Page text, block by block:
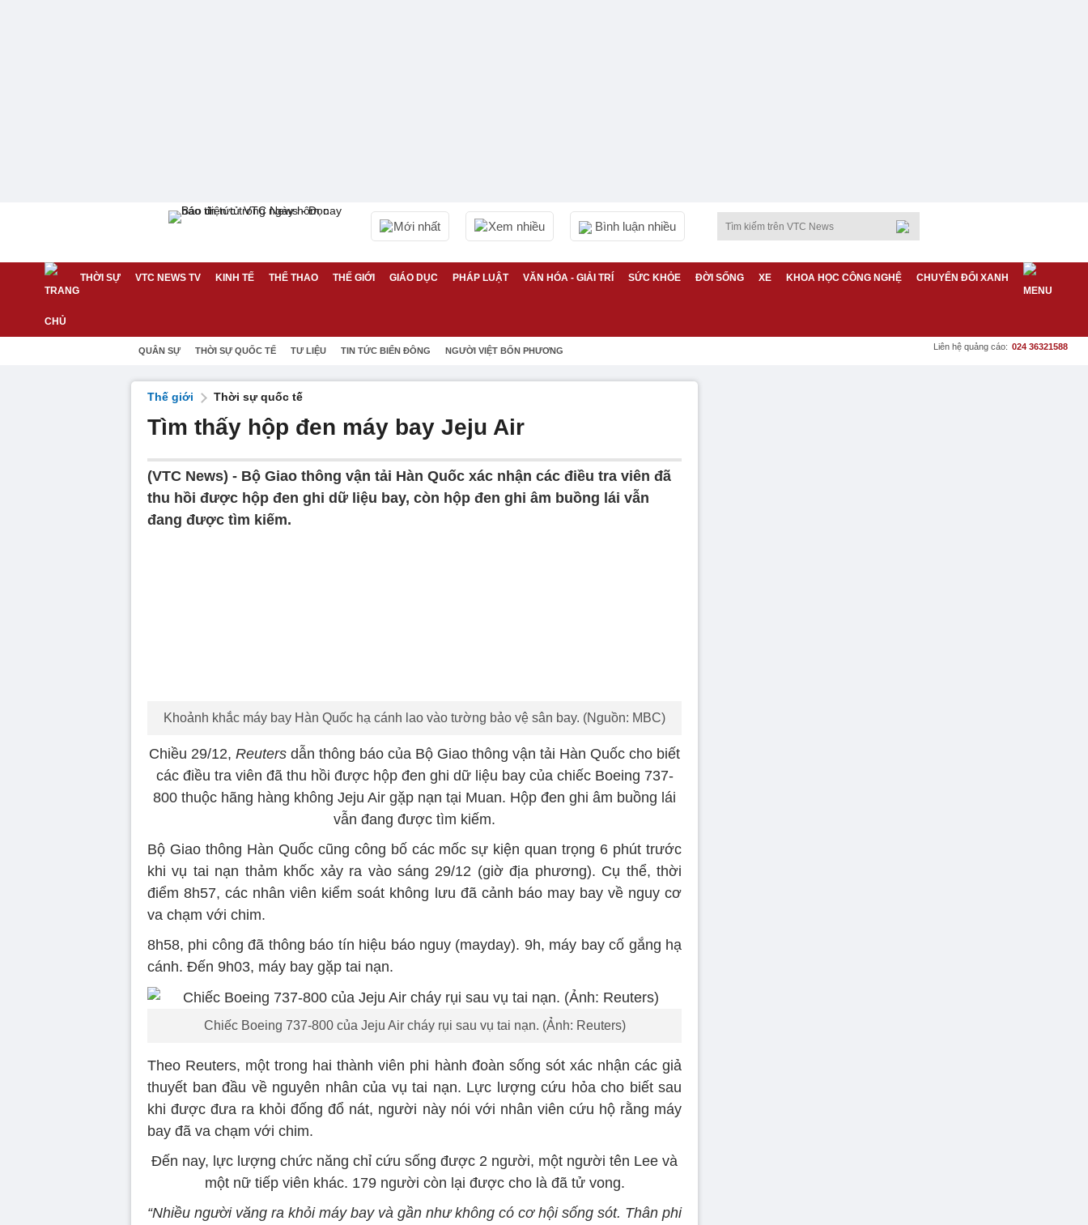
Mới nhất Xem nhiều Bình luận nhiều
THỜI SỰ VTC NEWS TV KINH TẾ THỂ THAO THẾ GIỚI GIÁO DỤC PHÁP LUẬT VĂN HÓA - GIẢI TRÍ SỨC KHỎE ĐỜI SỐNG XE KHOA HỌC CÔNG NGHỆ CHUYỂN ĐỔI XANH
QUÂN SỰ THỜI SỰ QUỐC TẾ TƯ LIỆU TIN TỨC BIỂN ĐÔNG NGƯỜI VIỆT BỐN PHƯƠNG Liên hệ quảng cáo: 024 36321588
Thế giới Thời sự quốc tế
Tìm thấy hộp đen máy bay Jeju Air
(VTC News) - Bộ Giao thông vận tải Hàn Quốc xác nhận các điều tra viên đã
thu hồi được hộp đen ghi dữ liệu bay, còn hộp đen ghi âm buồng lái vẫn
đang được tìm kiếm.
Khoảnh khắc máy bay Hàn Quốc hạ cánh lao vào tường bảo vệ sân bay. (Nguồn: MBC)
Chiều 29/12, Reuters dẫn thông báo của Bộ Giao thông vận tải Hàn Quốc cho biết
các điều tra viên đã thu hồi được hộp đen ghi dữ liệu bay của chiếc Boeing 737-
800 thuộc hãng hàng không Jeju Air gặp nạn tại Muan. Hộp đen ghi âm buồng lái
vẫn đang được tìm kiếm.
Bộ Giao thông Hàn Quốc cũng công bố các mốc sự kiện quan trọng 6 phút trước
khi vụ tai nạn thảm khốc xảy ra vào sáng 29/12 (giờ địa phương). Cụ thể, thời
điểm 8h57, các nhân viên kiểm soát không lưu đã cảnh báo may bay về nguy cơ
va chạm với chim.
8h58, phi công đã thông báo tín hiệu báo nguy (mayday). 9h, máy bay cố gắng hạ
cánh. Đến 9h03, máy bay gặp tai nạn.
Chiếc Boeing 737-800 của Jeju Air cháy rụi sau vụ tai nạn. (Ảnh: Reuters)
Theo Reuters, một trong hai thành viên phi hành đoàn sống sót xác nhận các giả
thuyết ban đầu về nguyên nhân của vụ tai nạn. Lực lượng cứu hỏa cho biết sau
khi được đưa ra khỏi đống đổ nát, người này nói với nhân viên cứu hộ rằng máy
bay đã va chạm với chim.
Đến nay, lực lượng chức năng chỉ cứu sống được 2 người, một người tên Lee và
một nữ tiếp viên khác. 179 người còn lại được cho là đã tử vong.
“Nhiều người văng ra khỏi máy bay và gần như không có cơ hội sống sót. Thân phi